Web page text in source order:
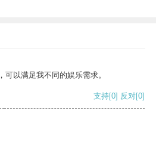
以满足我不同的娱乐需求。
支持[0] 反对[0]